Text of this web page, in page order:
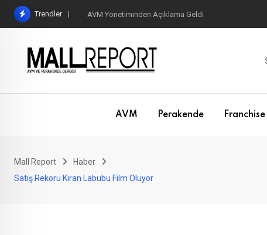
Skip
Trendler AVM Yönetiminden Açıklama Geldi
AVM Perakende Franchise
Mall Report
Haber
Satış Rekoru Kıran Labubu Film Oluyor